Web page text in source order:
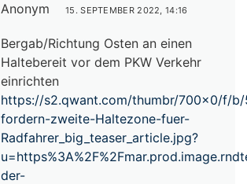
Anonym 15. SEPTEMBER 2022, 14:16
Bergab/Richtung Osten an einen
Haltebereit vor dem PKW Verkehr
einrichten
https://s2.qwant.com/thumbr/700×0/f/
fordern-zweite-Haltezone-fuer-
Radfahrer_big_teaser_article.jpg?
der-